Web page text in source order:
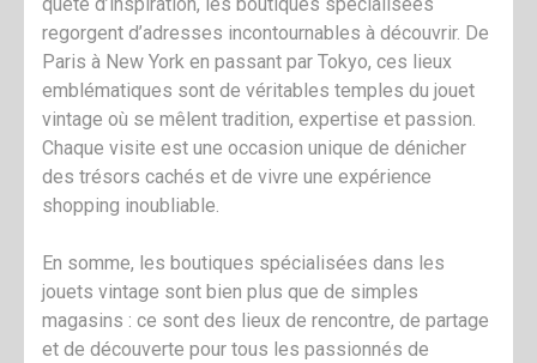
quête d’inspiration, les boutiques spécialisées
regorgent d’adresses incontournables à découvrir. De
Paris à New York en passant par Tokyo, ces lieux
emblématiques sont de véritables temples du jouet
vintage où se mêlent tradition, expertise et passion.
Chaque visite est une occasion unique de dénicher
des trésors cachés et de vivre une expérience
shopping inoubliable.
En somme, les boutiques spécialisées dans les
jouets vintage sont bien plus que de simples
magasins : ce sont des lieux de rencontre, de partage
et de découverte pour tous les passionnés de